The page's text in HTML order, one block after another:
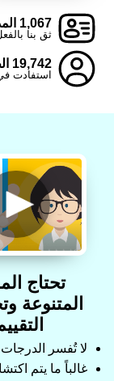
1,067 المدارس
ثق بنا
19,742 الطلاب
استفادت
تحتاج
المتنوعة
لا تُفسر
غالباً ما يتم